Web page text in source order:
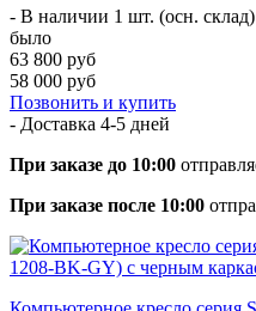
- В наличии 1 шт. (осн. склад)
было
63 800 руб
58 000 руб
Позвонить и купить
- Доставка 4-5 дней
При заказе до 10:00
При заказе после 10:00